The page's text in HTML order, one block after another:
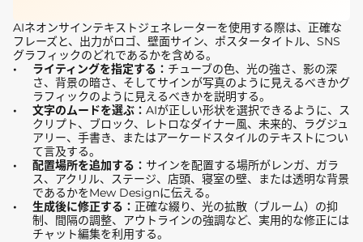
AIネオンサインテキストジェネレーターを使用する際は、正確な
フレーズと、出力がロゴ、壁面サイン、ポスタータイトル、SNS
グラフィックのどれであるかを含める。
ライティングを指定する： チューブの色、光の強さ、影の深
さ、背景の暗さ、そしてサインが写真のように見えるべきかグ
ラフィックのように見えるべきかを説明する。
文字のムードを選ぶ： AIが正しい形状を選択できるように、ス
クリプト、ブロック、レトロなダイナー風、未来的、ラグジュ
アリー、手書き、またはアーケードスタイルのテキストについ
て言及する。
配置場所を追加する： サインを配置する場所がレンガ、ガラ
ス、アクリル、ステージ、店頭、寝室の壁、または透明な背景
であるかをMew Designに伝える。
生成後に修正する： 正確な綴り、光の拡散（ブルーム）の抑
制、間隔の調整、アウトラインの強調など、実用的な修正には
チャット編集を利用する。